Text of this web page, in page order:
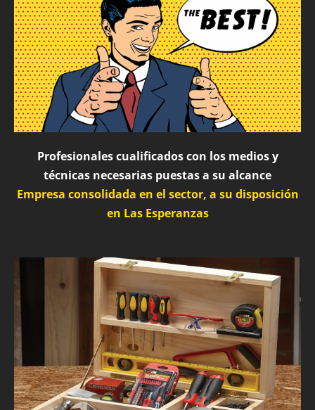
Profesionales cualificados con los medios y
técnicas necesarias puestas a su alcance
Empresa consolidada en el sector, a su disposición
en Las Esperanzas